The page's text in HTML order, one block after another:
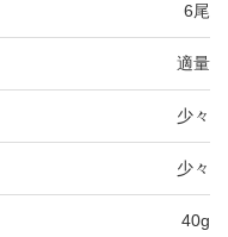
6尾
適量
少々
少々
40g